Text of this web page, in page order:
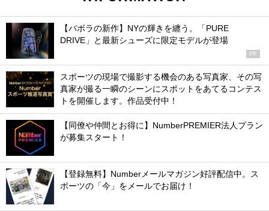
【バボラの新作】NYの輝きを纏う。「PURE
DRIVE」と最新シューズに限定モデルが登場
PR
スポーツの現場で撮影する機会のある写真家、その写
真家が撮る一瞬のシーンにスポットをあてるコンテス
トを開催します。作品受付中！
【同僚や仲間とお得に】NumberPREMIER法人プラン
が募集スタート！
【登録無料】Numberメールマガジン好評配信中。ス
ポーツの「今」をメールでお届け！